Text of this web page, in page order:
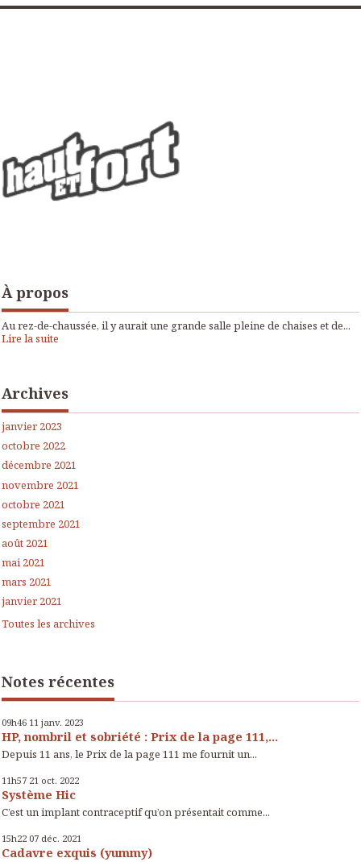
À propos
Au rez-de-chaussée, il y aurait une grande salle pleine de chaises et de...
Lire la suite
Archives
janvier 2023
octobre 2022
décembre 2021
novembre 2021
octobre 2021
septembre 2021
août 2021
mai 2021
mars 2021
janvier 2021
Toutes les archives
Notes récentes
09h46 11 janv. 2023
HP, nombril et sobriété : Prix de la page 111,...
Depuis 11 ans, le Prix de la page 111 me fournit un...
11h57 21 oct. 2022
Système Hic
C’est un implant contraceptif qu’on présentait comme...
15h22 07 déc. 2021
Cadavre exquis (yummy)